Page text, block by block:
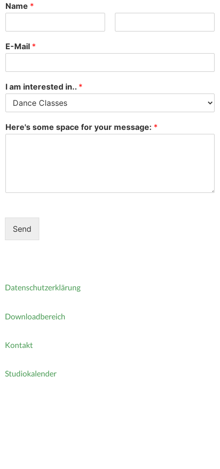
Name *
o
r
m
e
a
E-Mail *
I am interested in.. *
Here's some space for your message: *
Send
Datenschutzerklärung
Downloadbereich
Kontakt
Studiokalender